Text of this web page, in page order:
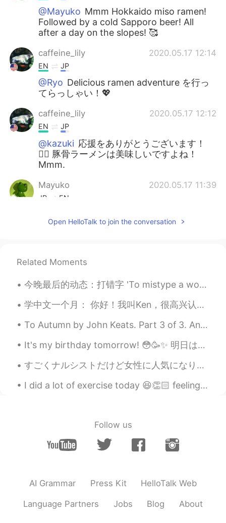
@Mayuko Mmm Hokkaido miso ramen!
Followed by a cold Sapporo beer! All
after a day on the slopes! 🥰
caffeine_lily 2020.05.17 12:14
EN JP
@Ryo Delicious ramen adventure を行っ
てらっしゃい！💖
caffeine_lily 2020.05.17 12:12
EN JP
@kazuki 応援をありがとうございます！
🙇‍♀️ 豚骨ラーメンは美味しいですよね！
Mmm.
Mayuko 2020.05.17 11:39
JP EN
北海道の味噌ラーメンは別格🌟
JP EN
です！！ 私もちゃんとしたラーメン屋のラ
JP EN
@caffeine_lily そうなんですね！すごい上
骨ラーメンをよく食べてます😄
caffeine_lily 2020.05.17 09:43
Ke Hi 2020.05.17 09:36
@caffeine_lily そうですね😊
Nokko 2020.05.17 09:25
Open HelloTalk to join the conversation
Related Moments
今晚最后的动态：打错字 'To mistype a word' Oh, sorry, I mistyped! Thanks everyone! Have a good night's sl...
学中文一个月： 你好！我叫Ken，很高兴认识你。 学中文一年： 我是好男人，好男人是我，小Ken哥！不知道怎么称呼这位小姐姐呢？ 学中文五年： 在下Ken哥，请问阁下高姓大名？能和这位姑娘相...
To Autumn by John Keats. Part 3 of 3. And touch the stubble-plains with rosy hue; Then in a wai...
It's my birthday tomorrow! 😳🥳✨ 明日は誕生日になります！ I should be happy… but as I'll turn 29 I feel mixed ...
すごくナルシストだけど女性に人気になりたい。僕はとてもまじめな人だ。酷いだけど僕はちょっとつまらない人だって聞いた。(笑）モテることが学びたい。この欲望はたぶん僕の一番大きい欠陥だと思う。でも人...
I did a lot of exercise today 😆👏🏻 feeling awesome!! A little tired though 😂 what did you do today...
Follow us
AI Grammar Press Kit HelloTalk Web
Language Partners Jobs Blog About